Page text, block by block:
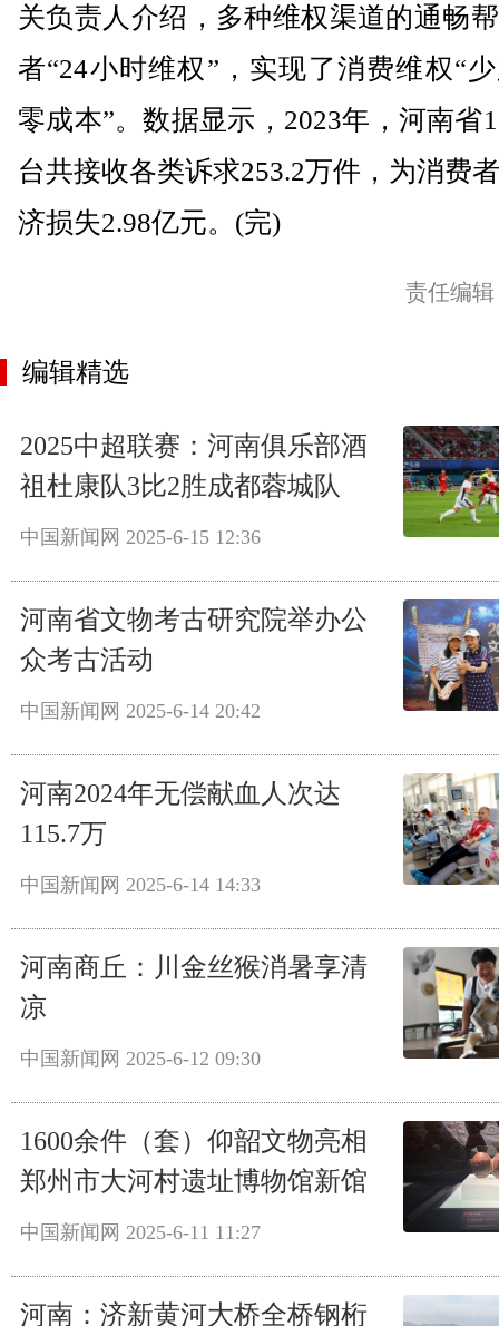
关负责人介绍，多种维权渠道的通畅
者“24小时维权”，实现了消费维权“
零成本”。数据显示，2023年，河南省
台共接收各类诉求253.2万件，为消费
济损失2.98亿元。(完)
责任编
编辑精选
2025中超联赛：河南俱乐部酒
祖杜康队3比2胜成都蓉城队
中国新闻网 2025-6-15 12:36
河南省文物考古研究院举办公
众考古活动
中国新闻网 2025-6-14 20:42
河南2024年无偿献血人次达
115.7万
中国新闻网 2025-6-14 14:33
河南商丘：川金丝猴消暑享清
凉
中国新闻网 2025-6-12 09:30
1600余件（套）仰韶文物亮相
郑州市大河村遗址博物馆新馆
中国新闻网 2025-6-11 11:27
河南：济新黄河大桥全桥钢桁